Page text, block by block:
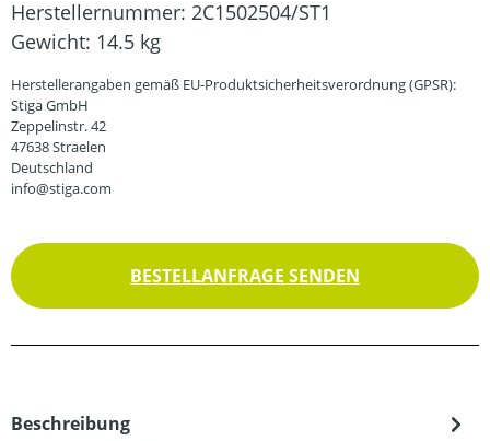
Herstellernummer: 2C1502504/ST1
Gewicht: 14.5 kg
Herstellerangaben gemäß EU-Produktsicherheitsverordnung (GPSR):
Stiga GmbH
Zeppelinstr. 42
47638 Straelen
Deutschland
info@stiga.com
BESTELLANFRAGE SENDEN
Beschreibung